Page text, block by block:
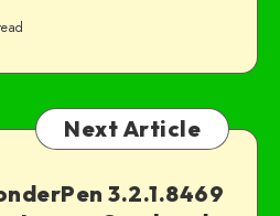
Next Article
3.2.1.8469